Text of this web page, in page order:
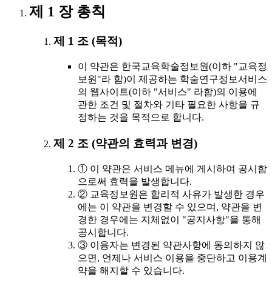
제 1 장 총칙
제 1 조 (목적)
이 약관은 한국교육학술정보원(이하 "교육정
보원"라 함)이 제공하는 학술연구정보서비스
의 웹사이트(이하 "서비스" 라함)의 이용에
관한 조건 및 절차와 기타 필요한 사항을 규
정하는 것을 목적으로 합니다.
제 2 조 (약관의 효력과 변경)
① 이 약관은 서비스 메뉴에 게시하여 공시함
으로써 효력을 발생합니다.
② 교육정보원은 합리적 사유가 발생한 경우
에는 이 약관을 변경할 수 있으며, 약관을 변
경한 경우에는 지체없이 "공지사항"을 통해
공시합니다.
③ 이용자는 변경된 약관사항에 동의하지 않
으면, 언제나 서비스 이용을 중단하고 이용계
약을 해지할 수 있습니다.